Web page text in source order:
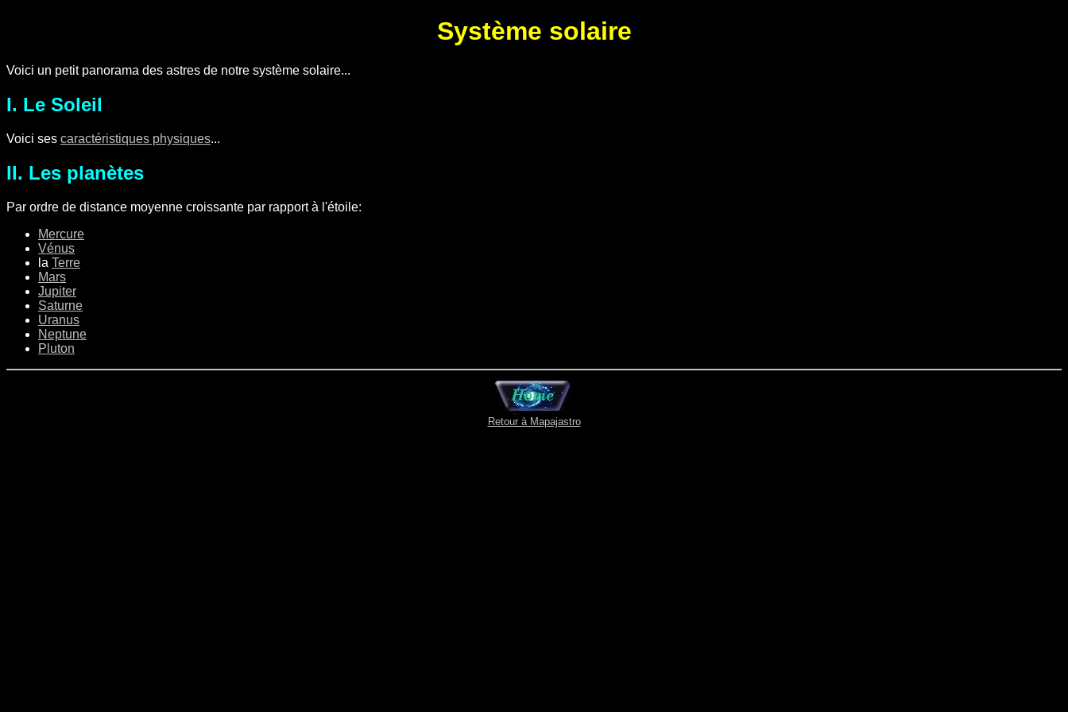
Système solaire
Voici un petit panorama des astres de notre système solaire...
I. Le Soleil
Voici ses caractéristiques physiques...
II. Les planètes
Par ordre de distance moyenne croissante par rapport à l'étoile:
Mercure
Vénus
la Terre
Mars
Jupiter
Saturne
Uranus
Neptune
Pluton
Retour à Mapajastro